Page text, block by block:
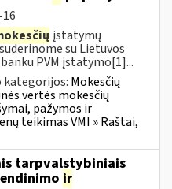
įstatymų
su Lietuvos
PVM įstatymo[1]...
kategorijos: Mokesčių
vertės mokesčių
pažymos ir
teikimas VMI » Raštai,
tarpvalstybiniais
ir